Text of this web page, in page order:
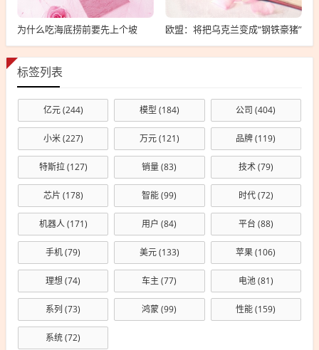
为什么吃海底捞前要先上个坡 欧盟：将把乌克兰变成“钢铁豪猪”
标签列表
亿元(244) 模型(184) 公司 (404)
小米(227) 万元(121) 品牌(119)
特斯拉(127) 销量(83) 技术(79)
芯片 (178) 智能(99) 时代(72)
机器人(171) 用户 (84) 平台 (88)
手机(79) 美元(133) 苹果(106)
理想(74) 车主(77) 电池(81)
系列 (73) 鸿蒙(99) 性能(159)
系统(72)